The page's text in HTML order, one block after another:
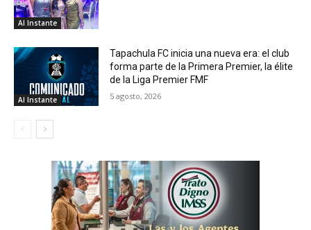
Al Instante
Al Instante
Tapachula FC inicia una nueva era: el club
forma parte de la Primera Premier, la élite
de la Liga Premier FMF
5 agosto, 2026